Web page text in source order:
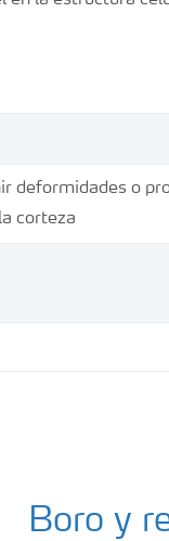
deformidades o
corteza
Boro y